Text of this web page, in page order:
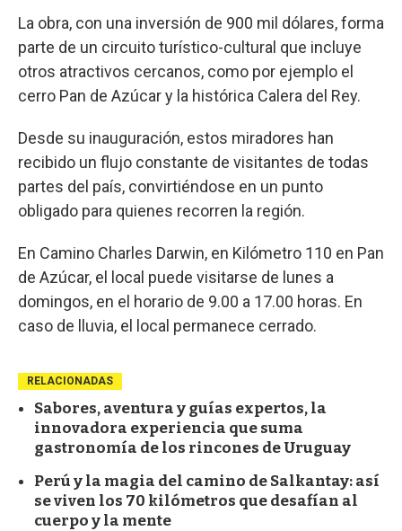
La obra, con una inversión de 900 mil dólares, forma
parte de un circuito turístico-cultural que incluye
otros atractivos cercanos, como por ejemplo el
cerro Pan de Azúcar y la histórica Calera del Rey.
Desde su inauguración, estos miradores han
recibido un flujo constante de visitantes de todas
partes del país, convirtiéndose en un punto
obligado para quienes recorren la región.
En Camino Charles Darwin, en Kilómetro 110 en Pan
de Azúcar, el local puede visitarse de lunes a
domingos, en el horario de 9.00 a 17.00 horas. En
caso de lluvia, el local permanece cerrado.
RELACIONADAS
Sabores, aventura y guías expertos, la
innovadora experiencia que suma
gastronomía de los rincones de Uruguay
Perú y la magia del camino de Salkantay: así
se viven los 70 kilómetros que desafían al
cuerpo y la mente